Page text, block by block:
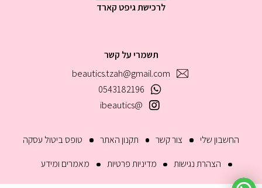
החשבון שלי צור קשר תקנון האתר
טופס ביטול עסקה
הצהרת נגישות
מדיניות פרטיות מאמרים ומידע
תשמרי על קשר
beautics.tzah@gmail.com
0543182196
@ibeautics
לרכישת גיפט קארד